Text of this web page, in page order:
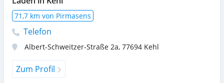
71,7 km von Pirmasens
Telefon
Albert-Schweitzer-Straße 2a, 77694 Kehl
Zum Profil